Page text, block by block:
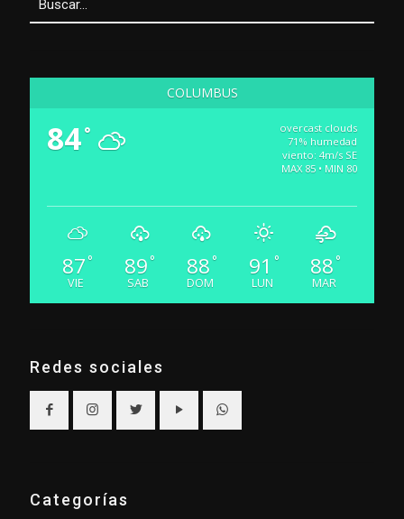
COLUMBUS
84°
overcast clouds
71% humedad
viento: 4m/s SE
MAX 85 • MIN 80
87 °
VIE
89 °
SAB
88 °
DOM
91 °
LUN
88 °
MAR
Redes sociales
Categorías